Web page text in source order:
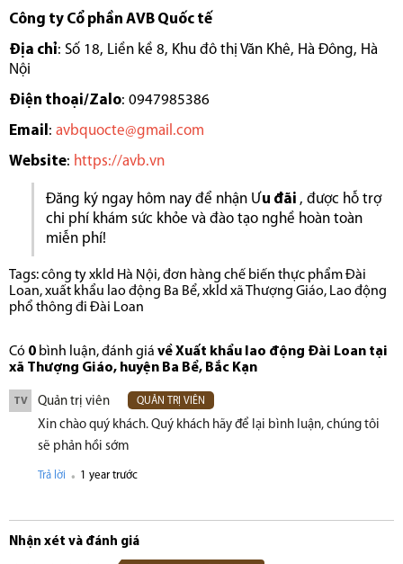
Công ty Cổ phần AVB Quốc tế
Địa chỉ: Số 18, Liền kề 8, Khu đô thị Văn Khê, Hà Đông, Hà
Nội
Điện thoại/Zalo: 0947985386
Email : avbquocte@gmail.com
Website: https://avb.vn
Đăng ký ngay hôm nay để nhận Ưu đãi , được hỗ trợ
chi phí khám sức khỏe và đào tạo nghề hoàn toàn
miễn phí!
Tags:công ty xkld Hà Nội,đơn hàng chế biến thực phẩm Đài
Loan,xuất khẩu lao động Ba Bể,xkld xã Thượng Giáo, Lao động
phổ thông đi Đài Loan
Có 0 bình luận, đánh giá về Xuất khẩu lao động Đài Loan tại
xã Thượng Giáo, huyện Ba Bể, Bắc Kạn
TV Quản trị viên QUẢN TRỊ VIÊN
Xin chào quý khách. Quý khách hãy để lại bình luận, chúng tôi
sẽ phản hồi sớm
Trả lời . 1 year trước
Nhận xét và đánh giá